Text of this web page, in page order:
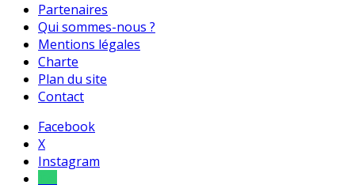
Partenaires
Qui sommes-nous ?
Mentions légales
Charte
Plan du site
Contact
Facebook
X
Instagram